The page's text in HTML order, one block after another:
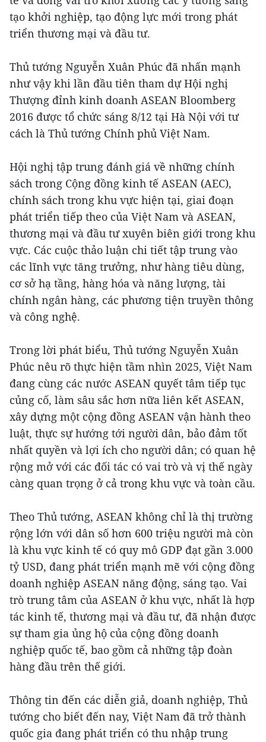
tạo khởi nghiệp, tạo động lực mới trong phát
triển thương mại và đầu tư.
Thủ tướng Nguyễn Xuân Phúc đã nhấn mạnh
như vậy khi lần đầu tiên tham dự Hội nghị
Thượng đỉnh kinh doanh ASEAN Bloomberg
2016 được tổ chức sáng 8/12 tại Hà Nội với tư
cách là Thủ tướng Chính phủ Việt Nam.
Hội nghị tập trung đánh giá về những chính
sách trong Cộng đồng kinh tế ASEAN (AEC),
chính sách trong khu vực hiện tại, giai đoạn
phát triển tiếp theo của Việt Nam và ASEAN,
thương mại và đầu tư xuyên biên giới trong khu
vực. Các cuộc thảo luận chi tiết tập trung vào
các lĩnh vực tăng trưởng, như hàng tiêu dùng,
cơ sở hạ tầng, hàng hóa và năng lượng, tài
chính ngân hàng, các phương tiện truyền thông
và công nghệ.
Trong lời phát biểu, Thủ tướng Nguyễn Xuân
Phúc nêu rõ thực hiện tầm nhìn 2025, Việt Nam
đang cùng các nước ASEAN quyết tâm tiếp tục
củng cố, làm sâu sắc hơn nữa liên kết ASEAN,
xây dựng một cộng đồng ASEAN vận hành theo
luật, thực sự hướng tới người dân, bảo đảm tốt
nhất quyền và lợi ích cho người dân; có quan hệ
rộng mở với các đối tác có vai trò và vị thế ngày
càng quan trọng ở cả trong khu vực và toàn cầu.
Theo Thủ tướng, ASEAN không chỉ là thị trường
rộng lớn với dân số hơn 600 triệu người mà còn
là khu vực kinh tế có quy mô GDP đạt gần 3.000
tỷ USD, đang phát triển mạnh mẽ với cộng đồng
doanh nghiệp ASEAN năng động, sáng tạo. Vai
trò trung tâm của ASEAN ở khu vực, nhất là hợp
tác kinh tế, thương mại và đầu tư, đã nhận được
sự tham gia ủng hộ của cộng đồng doanh
nghiệp quốc tế, bao gồm cả những tập đoàn
hàng đầu trên thế giới.
Thông tin đến các diễn giả, doanh nghiệp, Thủ
tướng cho biết đến nay, Việt Nam đã trở thành
quốc gia đang phát triển có thu nhập trung